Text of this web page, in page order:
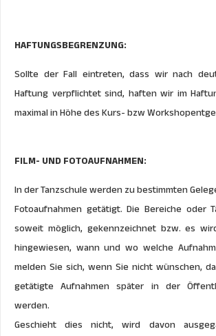
HAFTUNGSBEGRENZUNG:
Sollte der Fall eintreten, dass wir nach
Haftung verpflichtet sind, haften wir im
maximal in Höhe des Kurs- bzw
FILM- UND FOTOAUFNAHMEN:
In der Tanzschule werden zu bestimmten
Fotoaufnahmen getätigt. Die Bereiche oder
soweit möglich, gekennzeichnet bzw. es
hingewiesen, wann und wo welche
melden Sie sich, wenn Sie nicht wünschen,
getätigte Aufnahmen später in der
werden.
Geschieht dies nicht, wird davon